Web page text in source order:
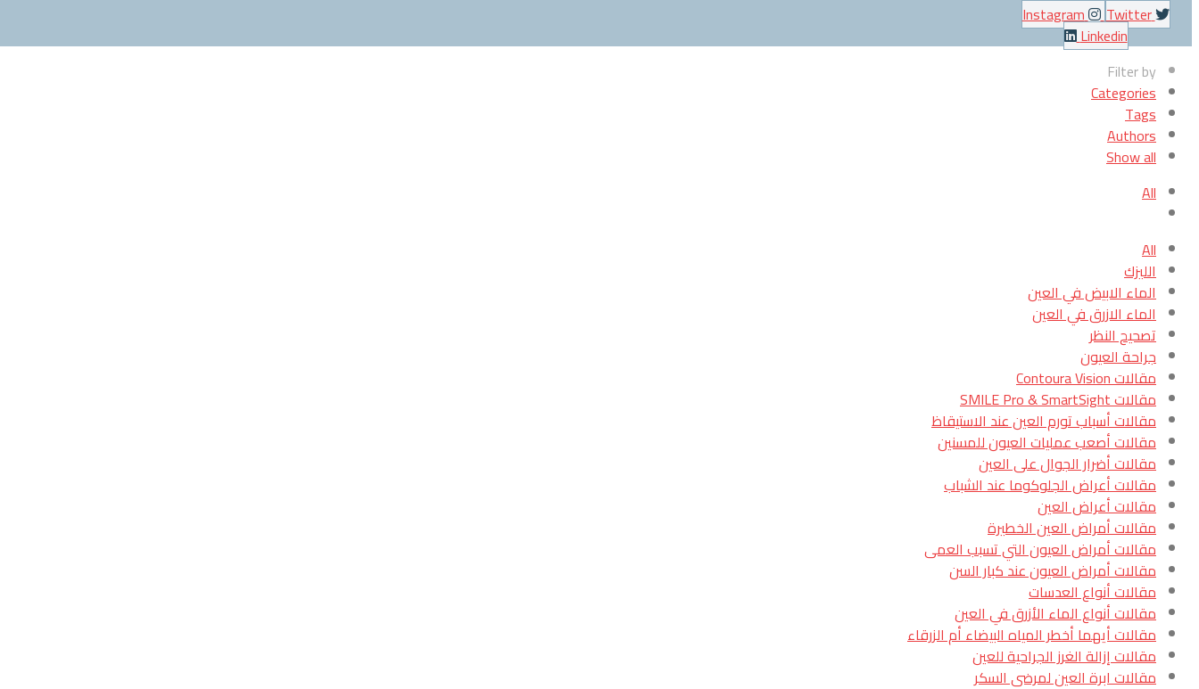
Instagram
Twitter
Linkedin
Filter by
Categories
Tags
Authors
Show all
All
All
الليزك
الماء الابيض في العين
الماء الازرق في العين
تصحيح النظر
جراحة العيون
مقالات Contoura Vision
مقالات SMILE Pro & SmartSight
مقالات أسباب تورم العين عند الاستيقاظ
مقالات أصعب عمليات العيون للمسنين
مقالات أضرار الجوال على العين
مقالات أعراض الجلوكوما عند الشباب
مقالات أعراض العين
مقالات أمراض العين الخطيرة
مقالات أمراض العيون التي تسبب العمى
مقالات أمراض العيون عند كبار السن
مقالات أنواع العدسات
مقالات أنواع الماء الأزرق في العين
مقالات أيهما أخطر المياه البيضاء أم الزرقاء
مقالات إزالة الغرز الجراحية للعين
مقالات ابرة العين لمرضى السكر